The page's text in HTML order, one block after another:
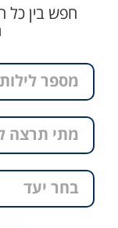
חפש בין כל
מספר לילות
מתי תרצה
בחר יעד